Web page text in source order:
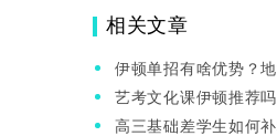
相关文章
伊顿单招有啥优势？
艺考文化课伊顿推荐
高三基础差学生如何补